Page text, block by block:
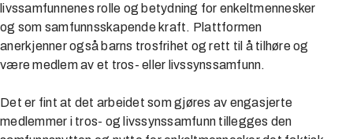
livssamfunnenes rolle og betydning for enkeltmennesker
og som samfunnsskapende kraft. Plattformen
anerkjenner også barns trosfrihet og rett til å tilhøre og
være medlem av et tros- eller livssynssamfunn.
Det er fint at det arbeidet som gjøres av engasjerte
medlemmer i tros- og livssynssamfunn tillegges den